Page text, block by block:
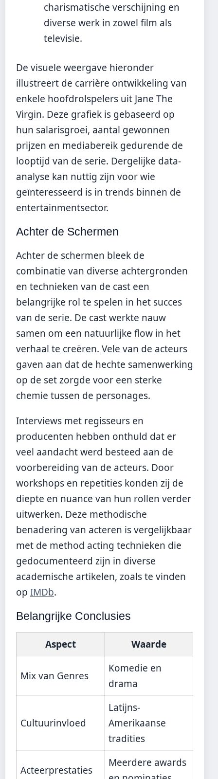
charismatische verschijning en
diverse werk in zowel film als
televisie.
De visuele weergave hieronder
illustreert de carrière ontwikkeling van
enkele hoofdrolspelers uit Jane The
Virgin. Deze grafiek is gebaseerd op
hun salarisgroei, aantal gewonnen
prijzen en mediabereik gedurende de
looptijd van de serie. Dergelijke data-
analyse kan nuttig zijn voor wie
geïnteresseerd is in trends binnen de
entertainmentsector.
Achter de Schermen
Achter de schermen bleek de
combinatie van diverse achtergronden
en technieken van de cast een
belangrijke rol te spelen in het succes
van de serie. De cast werkte nauw
samen om een natuurlijke flow in het
verhaal te creëren. Vele van de acteurs
gaven aan dat de hechte samenwerking
op de set zorgde voor een sterke
chemie tussen de personages.
Interviews met regisseurs en
producenten hebben onthuld dat er
veel aandacht werd besteed aan de
voorbereiding van de acteurs. Door
workshops en repetities konden zij de
diepte en nuance van hun rollen verder
uitwerken. Deze methodische
benadering van acteren is vergelijkbaar
met de method acting technieken die
gedocumenteerd zijn in diverse
academische artikelen, zoals te vinden
op IMDb.
Belangrijke Conclusies
Aspect Waarde
Mix van Genres
Komedie en
drama
Cultuurinvloed
Latijns-
Amerikaanse
tradities
Acteerprestaties
Meerdere awards